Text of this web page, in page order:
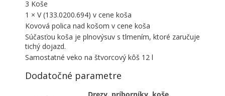
3 Koše
1 × V (133.0200.694) v cene koša
Kovová polica nad košom v cene koša
Súčasťou koša je plnovýsuv s tlmením, ktoré zaručuje
tichý dojazd.
Samostatné veko na štvorcový kôš 12 l
Dodatočné parametre